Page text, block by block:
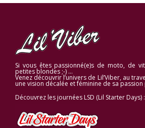
Si vous êtes passionné(e)s de moto, de
petites blondes ;-) …
Venez découvrir l’univers de Lil’Viber, au
une vision décalée et féminine de sa
Découvrez les journées LSD (Lil Starter Days) :